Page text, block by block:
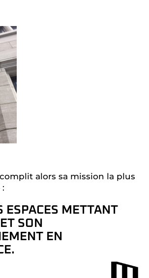
alors sa mission la plus
ESPACES METTANT
SON
EN